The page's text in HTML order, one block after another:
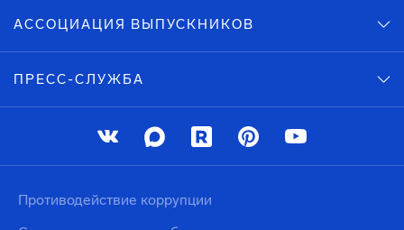
АССОЦИАЦИЯ ВЫПУСКНИКОВ
ПРЕСС-СЛУЖБА
Противодействие коррупции